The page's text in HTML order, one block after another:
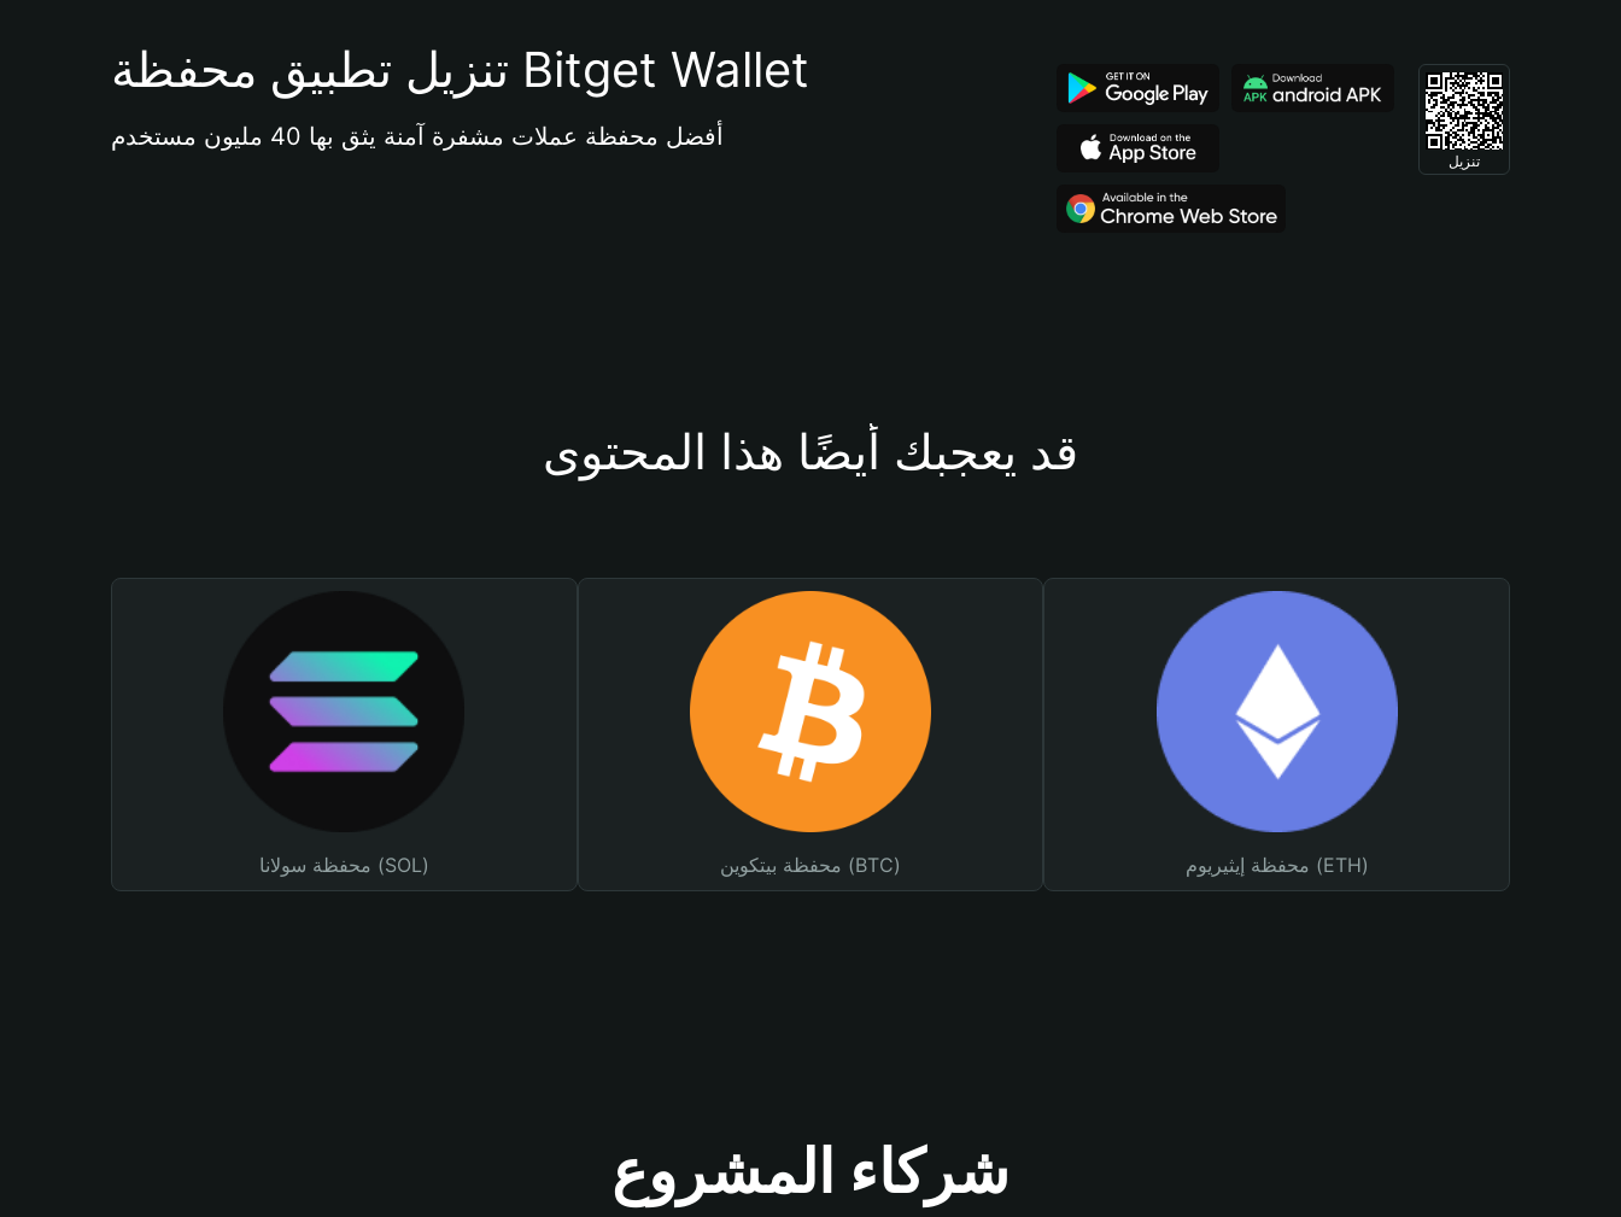
تنزيل تطبيق محفظة Bitget Wallet
أفضل محفظة عملات مشفرة آمنة يثق بها 40 مليون مستخدم
تنزيل
قد يعجبك أيضًا هذا المحتوى
محفظة سولانا (SOL) محفظة بيتكوين (BTC) محفظة إيثيريوم (ETH)
شركاء المشروع